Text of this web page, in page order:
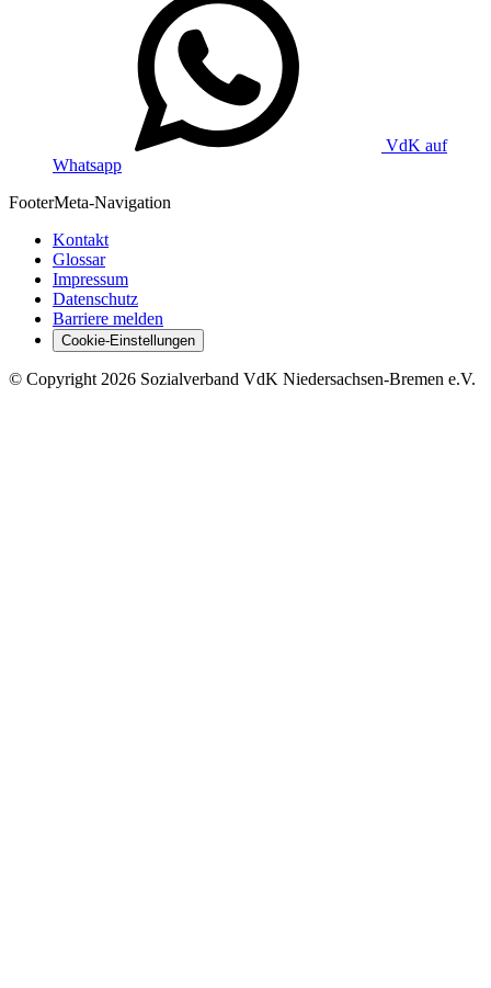
VdK auf
Whatsapp
FooterMeta-Navigation
Kontakt
Glossar
Impressum
Datenschutz
Barriere melden
Cookie-Einstellungen
© Copyright 2026 Sozialverband VdK Niedersachsen-Bremen e.V.